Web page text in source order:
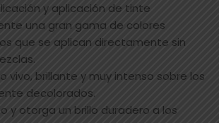
y aplicación de tinte
una gran gama de colores
que se aplican directamente sin
vivo, brillante y muy intenso sobre los
decolorados.
y otorga un brillo duradero a los